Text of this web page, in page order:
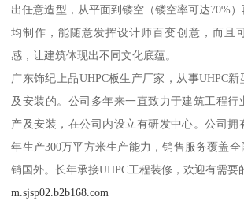
出任意造型，从平面到镂空（镂空率可达70%
均制作，能随意发挥设计师百变创意，而且
感，让建筑体现出不同文化底蕴。
广东饰纪上品UHPC板生产厂家，从事UHPC
及安装的。公司多年来一直致力于建筑工程行
产及安装，在公司内设立有研发中心。公司拥
年生产300万平方米生产能力，销售服务覆盖
销国外。长年承接UHPC工程装修，欢迎有需要
m.sjsp02.b2b168.com